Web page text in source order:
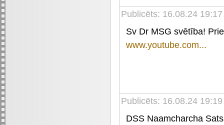
Publicēts: 16.08.24 19:17
Sv Dr MSG svētība!
www.youtube.com...
Publicēts: 16.08.24 19:19
DSS Naamcharcha